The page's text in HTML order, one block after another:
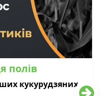
полів
кукурудзяних